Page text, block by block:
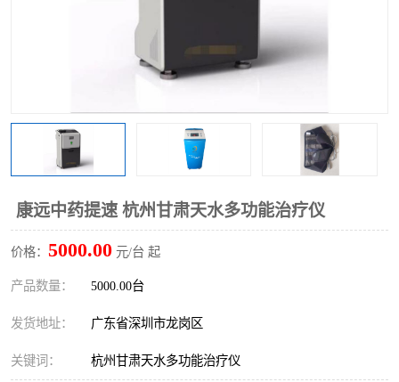
康远中药提速 杭州甘肃天水多功能治疗仪
价格： 5000.00 元/台 起
产品数量： 5000.00台
发货地址： 广东省深圳市龙岗区
关键词： 杭州甘肃天水多功能治疗仪